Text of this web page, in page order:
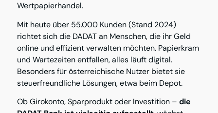
Wertpapierhandel.
Mit heute über 55.000 Kunden (Stand 2024)
richtet sich die DADAT an Menschen, die ihr Geld
online und effizient verwalten möchten. Papierkram
und Wartezeiten entfallen, alles läuft digital.
Besonders für österreichische Nutzer bietet sie
steuerfreundliche Lösungen, etwa beim Depot.
Ob Girokonto, Sparprodukt oder Investition – die